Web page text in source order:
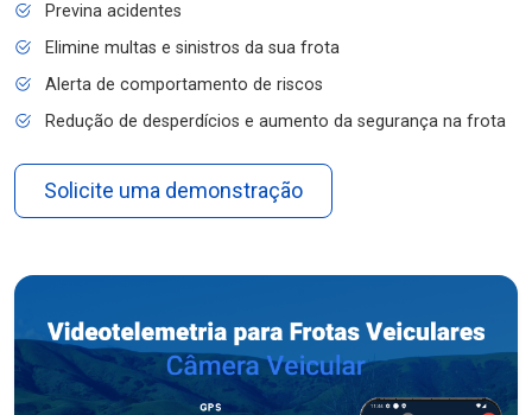
Previna acidentes
Elimine multas e sinistros da sua frota
Alerta de comportamento de riscos
Redução de desperdícios e aumento da segurança na frota
Solicite uma demonstração